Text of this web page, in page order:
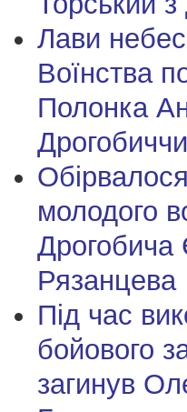
Лави
Воїнства
Полонка
молодого
Дрогобича
Рязанцева
Під час
бойового
загинув